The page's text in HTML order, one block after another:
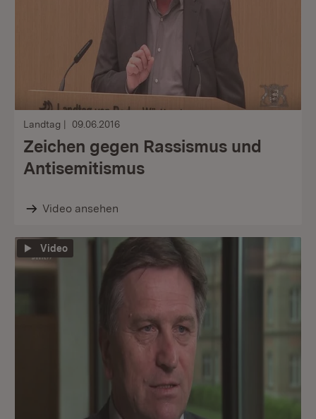
Landtag 09.06.2016
Zeichen gegen Rassismus und
Antisemitismus
Video ansehen
Video